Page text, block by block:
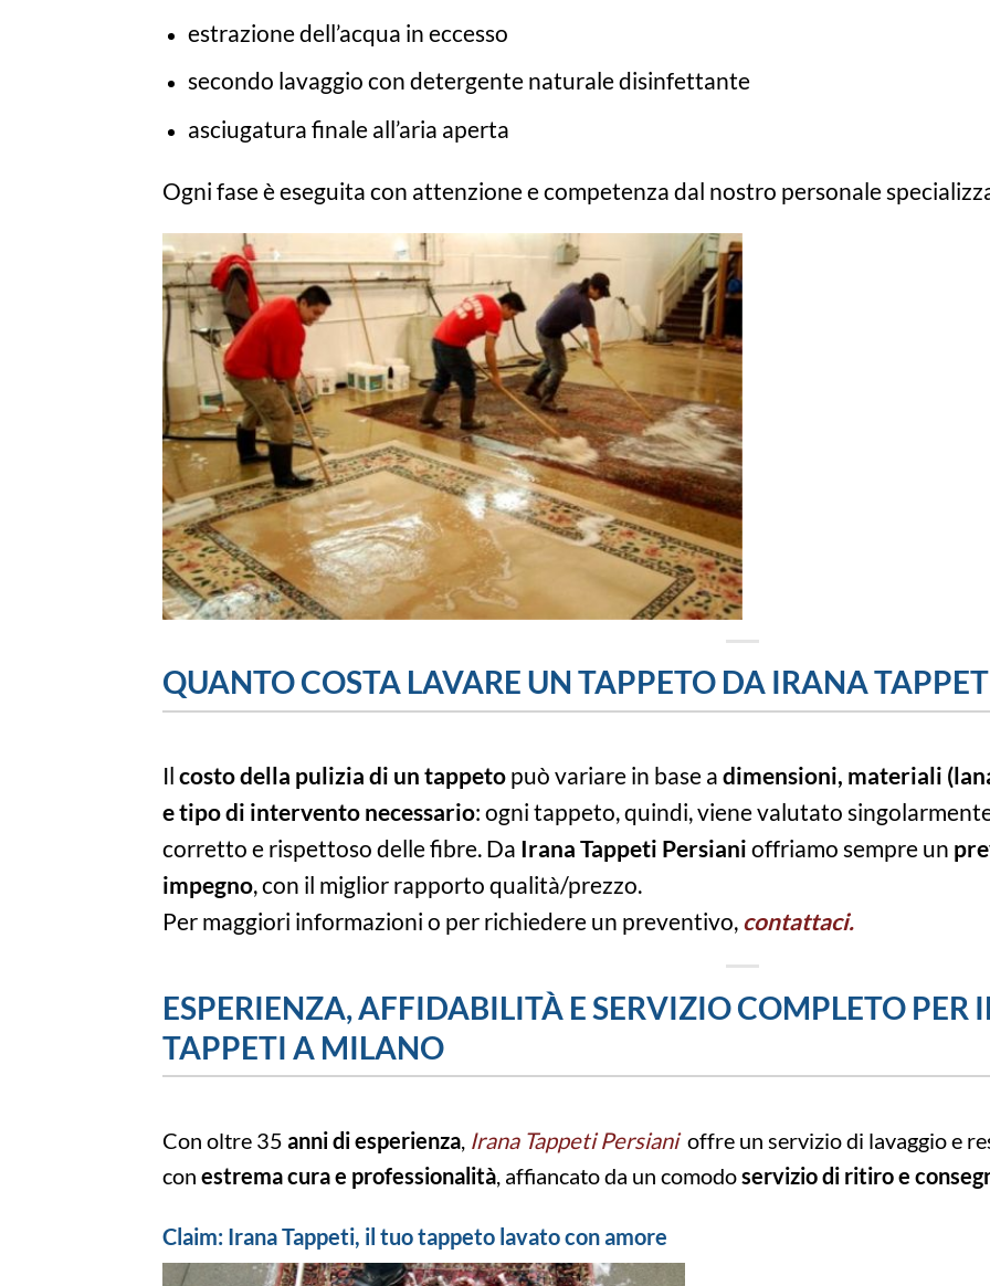
estrazione dell’acqua in eccesso
secondo lavaggio con detergente naturale disinfettante
asciugatura finale all’aria aperta
Ogni fase è eseguita con attenzione e competenza dal nostro personale
QUANTO COSTA LAVARE UN TAPPETO DA IRANA
Il costo della pulizia di un tappeto può variare in base a dimensioni, materiali
e tipo di intervento necessario: ogni tappeto, quindi, viene valutato
corretto e rispettoso delle fibre. Da Irana Tappeti Persiani offriamo sempre un
impegno, con il miglior rapporto qualità/prezzo.
Per maggiori informazioni o per richiedere un preventivo, contattaci.
ESPERIENZA, AFFIDABILITÀ E SERVIZIO COMPLETO PER
TAPPETI A MILANO
Con oltre 35 anni di esperienza Irana Tappeti Persianioffre un servizio di lavaggio e
con estrema cura e professionalità , affiancato da un comodoservizio di ritiro e
Claim: Irana Tappeti, il tuo tappeto lavato con amore